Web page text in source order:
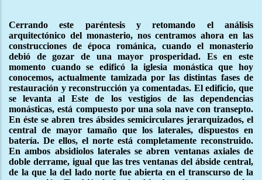
Cerrando este paréntesis y retomando el análisis
arquitectónico del monasterio, nos centramos ahora en las
construcciones de época románica, cuando el monasterio
debió de gozar de una mayor prosperidad. Es en este
momento cuando se edificó la iglesia monástica que hoy
conocemos, actualmente tamizada por las distintas fases de
restauración y reconstrucción ya comentadas. El edificio, que
se levanta al Este de los vestigios de las dependencias
monásticas, está compuesto por una sola nave con transepto.
En éste se abren tres ábsides semicirculares jerarquizados, el
central de mayor tamaño que los laterales, dispuestos en
batería. De ellos, el norte está completamente reconstruido.
En ambos absidiolos laterales se abren ventanas axiales de
doble derrame, igual que las tres ventanas del ábside central,
de la que la del lado norte fue abierta en el transcurso de la